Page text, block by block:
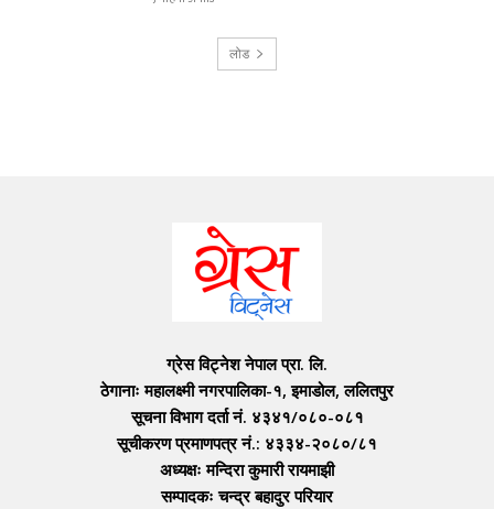
लोड
ग्रेस विट्नेश नेपाल प्रा. लि.
ठेगानाः महालक्ष्मी नगरपालिका-१, इमाडोल, ललितपुर
सूचना विभाग दर्ता नं. ४३४१/०८०-०८१
सूचीकरण प्रमाणपत्र नं.: ४३३४-२०८०/८१
अध्यक्षः मन्दिरा कुमारी रायमाझी
सम्पादकः चन्द्र बहादुर परियार